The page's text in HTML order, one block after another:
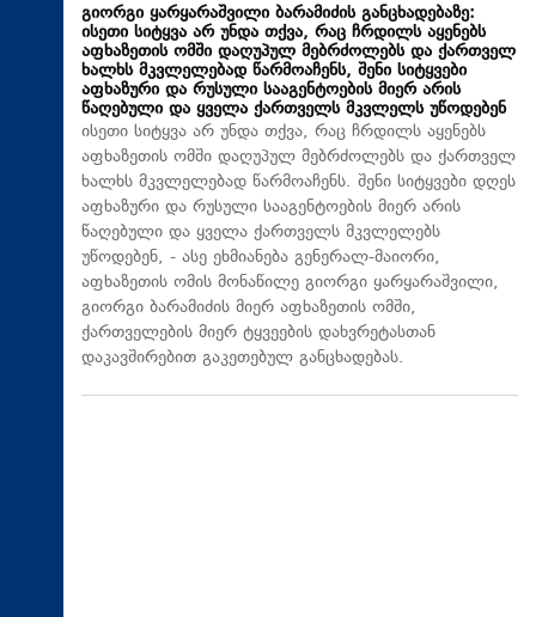
გიორგი ყარყარაშვილი ბარამიძის განცხადებაზე:
ისეთი სიტყვა არ უნდა თქვა, რაც ჩრდილს აყენებს
აფხაზეთის ომში დაღუპულ მებრძოლებს და ქართველ
ხალხს მკვლელებად წარმოაჩენს, შენი სიტყვები
აფხაზური და რუსული სააგენტოების მიერ არის
წაღებული და ყველა ქართველს მკვლელს უწოდებენ
ისეთი სიტყვა არ უნდა თქვა, რაც ჩრდილს აყენებს
აფხაზეთის ომში დაღუპულ მებრძოლებს და ქართველ
ხალხს მკვლელებად წარმოაჩენს. შენი სიტყვები დღეს
აფხაზური და რუსული სააგენტოების მიერ არის
წაღებული და ყველა ქართველს მკვლელებს
უწოდებენ, - ასე ეხმიანება გენერალ-მაიორი,
აფხაზეთის ომის მონაწილე გიორგი ყარყარაშვილი,
გიორგი ბარამიძის მიერ აფხაზეთის ომში,
ქართველების მიერ ტყვეების დახვრეტასთან
დაკავშირებით გაკეთებულ განცხადებას.